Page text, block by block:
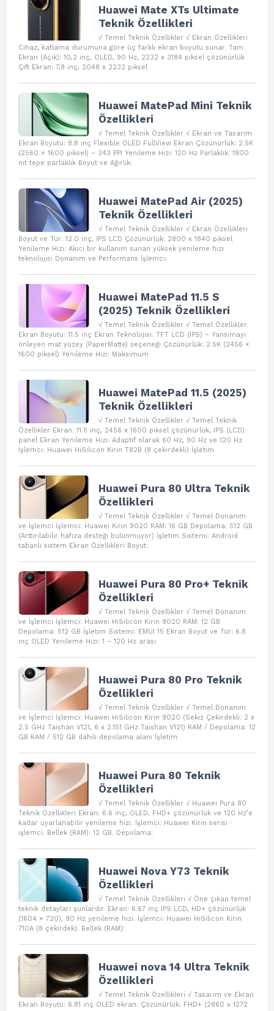
Huawei Mate XTs Ultimate
Teknik Özellikleri
√ Temel Teknik Özellikler √ Ekran Özellikleri
Cihaz, katlama durumuna göre üç farklı ekran boyutu sunar. Tam
Ekran (Açık): 10,2 inç, OLED, 90 Hz, 2232 x 3184 piksel çözünürlük
Çift Ekran: 7,9 inç, 2048 x 2232 piksel
Huawei MatePad Mini Teknik
Özellikleri
√ Temel Teknik Özellikler √ Ekran ve Tasarım
Ekran Boyutu: 8.8 inç Flexible OLED FullView Ekran Çözünürlük: 2.5K
(2560 × 1600 piksel) – 343 PPI Yenileme Hızı: 120 Hz Parlaklık: 1800
nit tepe parlaklık Boyut ve Ağırlık:
Huawei MatePad Air (2025)
Teknik Özellikleri
√ Temel Teknik Özellikler √ Ekran Özellikleri
Boyut ve Tür: 12.0 inç, IPS LCD Çözünürlük: 2800 x 1840 piksel
Yenileme Hızı: Akıcı bir kullanım sunan yüksek yenileme hızı
teknolojisi Donanım ve Performans İşlemci:
Huawei MatePad 11.5 S
(2025) Teknik Özellikleri
√ Temel Teknik Özellikler √ Temel Özellikler
Ekran Boyutu: 11.5 inç Ekran Teknolojisi: TFT LCD (IPS) – Yansımayı
önleyen mat yüzey (PaperMatte) seçeneği Çözünürlük: 2.5K (2456 ×
1600 piksel) Yenileme Hızı: Maksimum
Huawei MatePad 11.5 (2025)
Teknik Özellikleri
√ Temel Teknik Özellikler √ Temel Teknik
Özellikler Ekran: 11.5 inç, 2456 x 1600 piksel çözünürlük, IPS (LCD)
panel Ekran Yenileme Hızı: Adaptif olarak 60 Hz, 90 Hz ve 120 Hz
İşlemci: Huawei HiSilicon Kirin T82B (8 çekirdekli) İşletim
Huawei Pura 80 Ultra Teknik
Özellikleri
√ Temel Teknik Özellikler √ Temel Donanım
ve İşlemci İşlemci: Huawei Kirin 9020 RAM: 16 GB Depolama: 512 GB
(Arttırılabilir hafıza desteği bulunmuyor) İşletim Sistemi: Android
tabanlı sistem Ekran Özellikleri Boyut:
Huawei Pura 80 Pro+ Teknik
Özellikleri
√ Temel Teknik Özellikler √ Temel Donanım
ve İşlemci İşlemci: Huawei HiSilicon Kirin 9020 RAM: 12 GB
Depolama: 512 GB İşletim Sistemi: EMUI 15 Ekran Boyut ve Tür: 6.8
inç OLED Yenileme Hızı: 1 – 120 Hz arası
Huawei Pura 80 Pro Teknik
Özellikleri
√ Temel Teknik Özellikler √ Temel Donanım
ve İşlemci İşlemci: Huawei HiSilicon Kirin 9020 (Sekiz Çekirdekli: 2 x
2.5 GHz Taishan V121, 6 x 2.151 GHz Taishan V121) RAM / Depolama: 12
GB RAM / 512 GB dahili depolama alanı İşletim
Huawei Pura 80 Teknik
Özellikleri
√ Temel Teknik Özellikler √ Huawei Pura 80
Teknik Özellikleri Ekran: 6.6 inç, OLED, FHD+ çözünürlük ve 120 Hz’e
kadar uyarlanabilir yenileme hızı. İşlemci: Huawei Kirin serisi
işlemci. Bellek (RAM): 12 GB. Depolama:
Huawei Nova Y73 Teknik
Özellikleri
√ Temel Teknik Özellikleri √ Öne çıkan temel
teknik detayları şunlardır. Ekran: 6.67 inç IPS LCD, HD+ çözünürlük
(1604 × 720), 90 Hz yenileme hızı. İşlemci: Huawei HiSilicon Kirin
710A (8 çekirdek). Bellek (RAM):
Huawei nova 14 Ultra Teknik
Özellikleri
√ Temel Teknik Özellikleri √ Tasarım ve Ekran
Ekran Boyutu: 6.81 inç OLED ekran. Çözünürlük: FHD+ (2860 x 1272